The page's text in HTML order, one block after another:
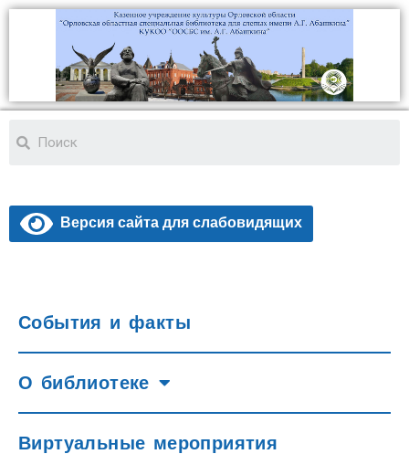
Версия сайта для слабовидящих
События и факты
О библиотеке
Виртуальные мероприятия